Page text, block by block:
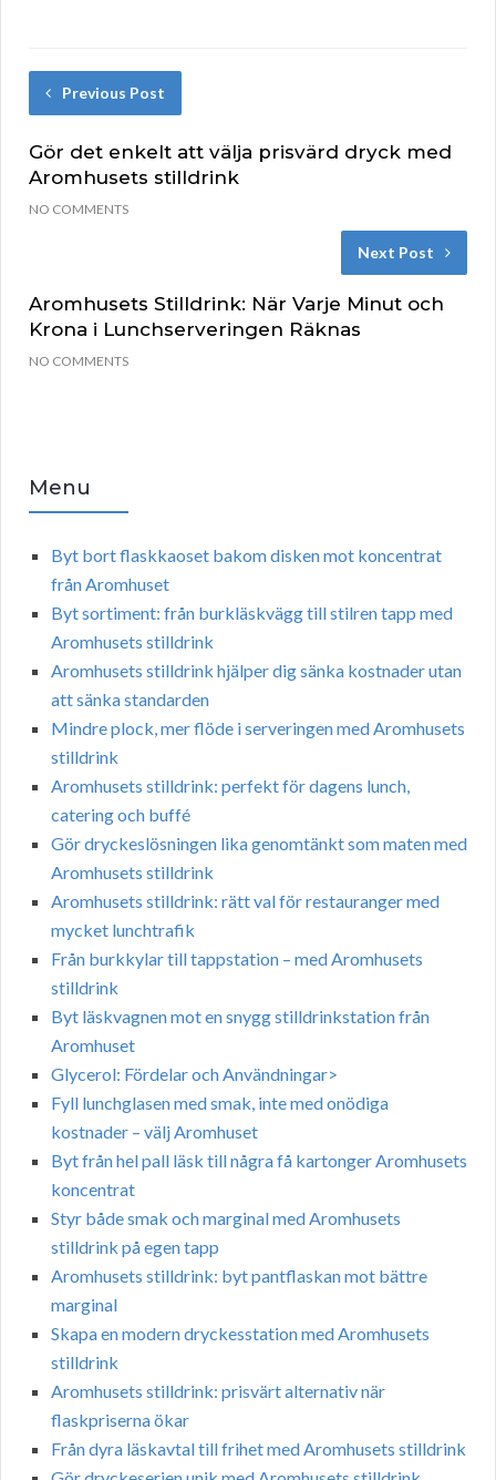
Previous Post
Gör det enkelt att välja prisvärd dryck med
Aromhusets stilldrink
NO COMMENTS
Next Post
Aromhusets Stilldrink: När Varje Minut och
Krona i Lunchserveringen Räknas
NO COMMENTS
Menu
Byt bort flaskkaoset bakom disken mot koncentrat
från Aromhuset
Byt sortiment: från burkläskvägg till stilren tapp med
Aromhusets stilldrink
Aromhusets stilldrink hjälper dig sänka kostnader utan
att sänka standarden
Mindre plock, mer flöde i serveringen med Aromhusets
stilldrink
Aromhusets stilldrink: perfekt för dagens lunch,
catering och buffé
Gör dryckeslösningen lika genomtänkt som maten med
Aromhusets stilldrink
Aromhusets stilldrink: rätt val för restauranger med
mycket lunchtrafik
Från burkkylar till tappstation – med Aromhusets
stilldrink
Byt läskvagnen mot en snygg stilldrinkstation från
Aromhuset
Glycerol: Fördelar och Användningar>
Fyll lunchglasen med smak, inte med onödiga
kostnader – välj Aromhuset
Byt från hel pall läsk till några få kartonger Aromhusets
koncentrat
Styr både smak och marginal med Aromhusets
stilldrink på egen tapp
Aromhusets stilldrink: byt pantflaskan mot bättre
marginal
Skapa en modern dryckesstation med Aromhusets
stilldrink
Aromhusets stilldrink: prisvärt alternativ när
flaskpriserna ökar
Från dyra läskavtal till frihet med Aromhusets stilldrink